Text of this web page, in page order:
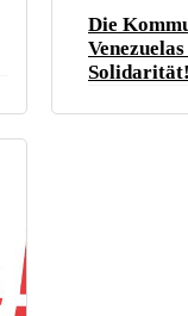
Die
Solidarität!